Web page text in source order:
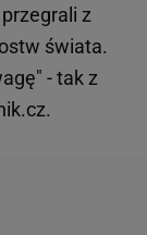
z
świata.
- tak z